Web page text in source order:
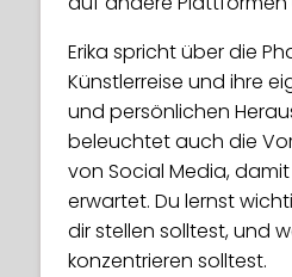
Erika spricht über die
Künstlerreise und ihre
und persönlichen
beleuchtet auch die
von Social Media,
erwartet. Du lernst
dir stellen solltest, und
konzentrieren solltest.